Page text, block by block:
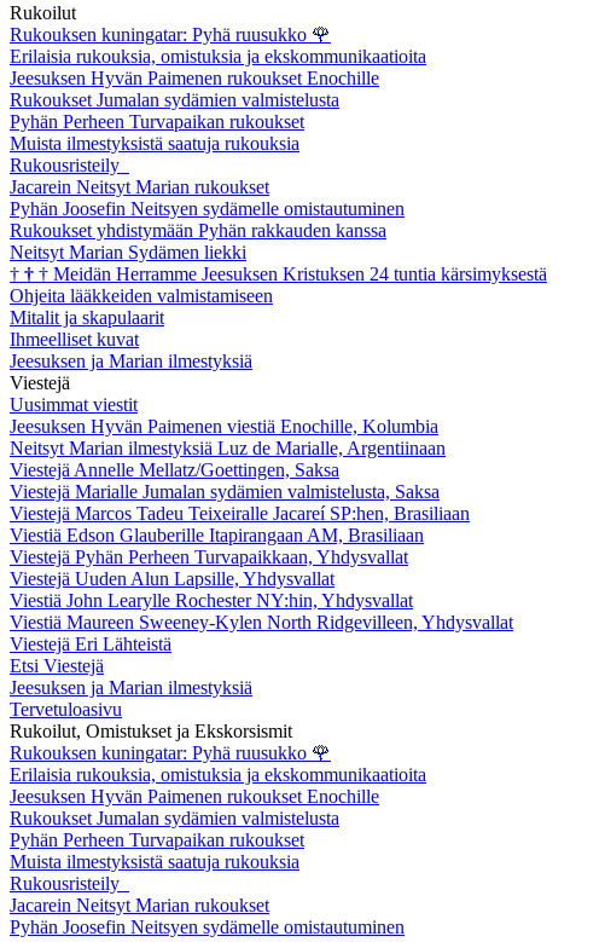
Rukoilut
Rukouksen kuningatar: Pyhä ruusukko 🌹
Erilaisia rukouksia, omistuksia ja ekskommunikaatioita
Jeesuksen Hyvän Paimenen rukoukset Enochille
Rukoukset Jumalan sydämien valmistelusta
Pyhän Perheen Turvapaikan rukoukset
Muista ilmestyksistä saatuja rukouksia
Rukousristeily
Jacarein Neitsyt Marian rukoukset
Pyhän Joosefin Neitsyen sydämelle omistautuminen
Rukoukset yhdistymään Pyhän rakkauden kanssa
Neitsyt Marian Sydämen liekki
† † † Meidän Herramme Jeesuksen Kristuksen 24 tuntia kärsimyksestä
Ohjeita lääkkeiden valmistamiseen
Mitalit ja skapulaarit
Ihmeelliset kuvat
Jeesuksen ja Marian ilmestyksiä
Viestejä
Uusimmat viestit
Jeesuksen Hyvän Paimenen viestiä Enochille, Kolumbia
Neitsyt Marian ilmestyksiä Luz de Marialle, Argentiinaan
Viestejä Annelle Mellatz/Goettingen, Saksa
Viestejä Marialle Jumalan sydämien valmistelusta, Saksa
Viestejä Marcos Tadeu Teixeiralle Jacareí SP:hen, Brasiliaan
Viestiä Edson Glauberille Itapirangaan AM, Brasiliaan
Viestejä Pyhän Perheen Turvapaikkaan, Yhdysvallat
Viestejä Uuden Alun Lapsille, Yhdysvallat
Viestiä John Learylle Rochester NY:hin, Yhdysvallat
Viestiä Maureen Sweeney-Kylen North Ridgevilleen, Yhdysvallat
Viestejä Eri Lähteistä
Etsi Viestejä
Jeesuksen ja Marian ilmestyksiä
Tervetuloasivu
Rukoilut, Omistukset ja Ekskorsismit
Rukouksen kuningatar: Pyhä ruusukko 🌹
Erilaisia rukouksia, omistuksia ja ekskommunikaatioita
Jeesuksen Hyvän Paimenen rukoukset Enochille
Rukoukset Jumalan sydämien valmistelusta
Pyhän Perheen Turvapaikan rukoukset
Muista ilmestyksistä saatuja rukouksia
Rukousristeily
Jacarein Neitsyt Marian rukoukset
Pyhän Joosefin Neitsyen sydämelle omistautuminen